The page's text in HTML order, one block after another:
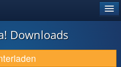
Downloads